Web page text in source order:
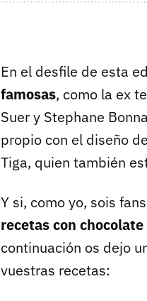
En el desfile de esta
famosas, como la ex
Suer y Stephane
propio con el diseño
Tiga, quien también
Y si, como yo, sois
recetas con
continuación os dejo
vuestras recetas: